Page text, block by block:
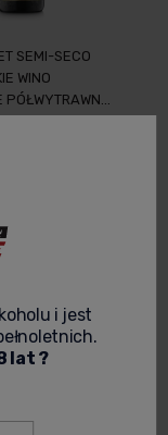
SEMI-SECO
WINO
PÓŁWYTRAWNE
i jest
lat ?